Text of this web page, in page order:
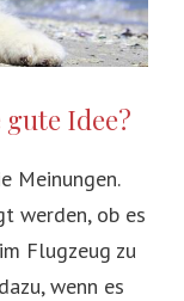
Idee?
Meinungen.
werden, ob es
Flugzeug zu
wenn es